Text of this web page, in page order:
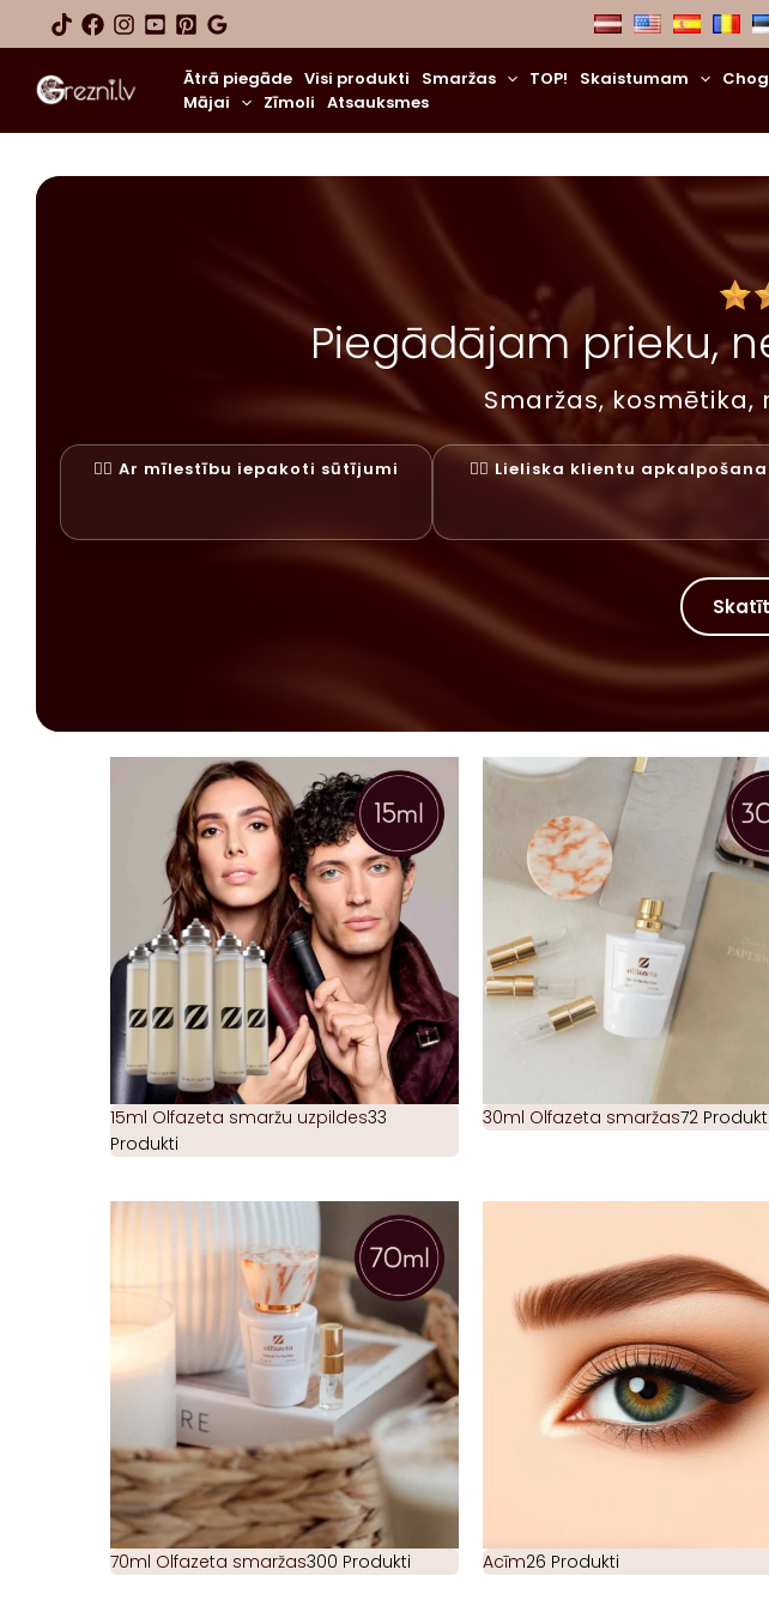
Ātrā piegāde Visi produkti Smaržas TOP! Skaistumam
Mājai
Zīmoli Atsauksmes
Piegādājam prieku,
Smaržas,
✓⃝ Ar mīlestību iepakoti sūtījumi ✓⃝ Lieliska klientu apkalpošana
15ml Olfazeta smaržu uzpildes33
Produkti
30ml Olfazeta smaržas72 Produkti
70ml Olfazeta smaržas300 Produkti Acīm26 Produkti